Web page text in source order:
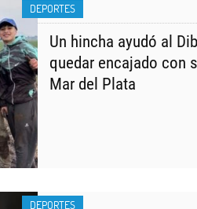
DEPORTES
Un hincha ayudó al
quedar encajado con
Mar del Plata
DEPORTES